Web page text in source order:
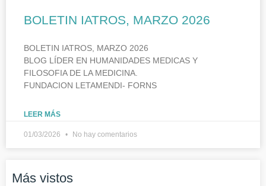
BOLETIN IATROS, MARZO 2026
BOLETIN IATROS, MARZO 2026
BLOG LÍDER EN HUMANIDADES MEDICAS Y
FILOSOFIA DE LA MEDICINA.
FUNDACION LETAMENDI- FORNS
LEER MÁS
01/03/2026 No hay comentarios
Más vistos